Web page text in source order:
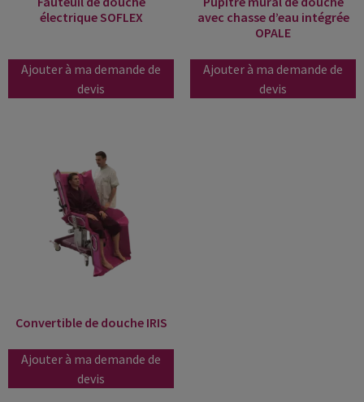
électrique SOFLEX
Ajouter à ma demande de
devis
avec chasse d’eau intégrée
OPALE
Ajouter à ma demande de
devis
Convertible de douche IRIS
Ajouter à ma demande de
devis